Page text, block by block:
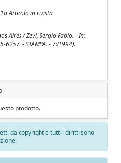
Articolo in rivista
Aires / Zevi, Sergio Fabio. - In:
6257. - STAMPA. - 7:(1994).
prodotto.
da copyright e tutti i diritti sono